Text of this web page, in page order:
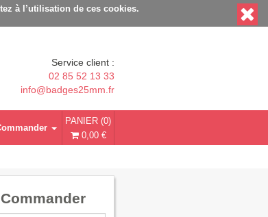
rapides - Sans minimum de commande
à l’utilisation de ces cookies.
Service client :
02 85 52 13 33
info@badges25mm.fr
PANIER (0)
0,00 €
Commander